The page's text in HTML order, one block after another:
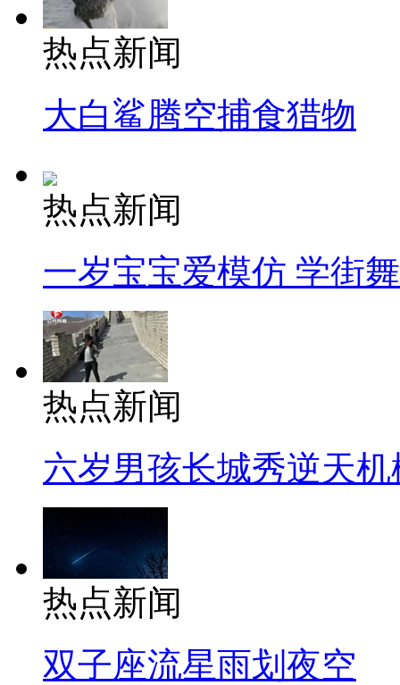
热点新闻
大白鲨腾空捕食猎物
热点新闻
一岁宝宝爱模仿 学街
热点新闻
六岁男孩长城秀逆天机
热点新闻
双子座流星雨划夜空